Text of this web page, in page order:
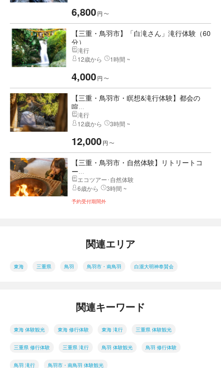
6,800円 〜
【三重・鳥羽市】「白滝さん」滝行体験（60
分）
滝行
12歳から
1時間 ~
4,000円 〜
【三重・鳥羽市・瞑想&滝行体験】都会の
喧...
滝行
12歳から
3時間 ~
12,000円 〜
【三重・鳥羽市・自然体験】リトリートコ
ー...
エコツアー･自然体験
6歳から
3時間 ~
予約受付期間外
関連エリア
東海 三重県 鳥羽 鳥羽市・南鳥羽 白瀧大明神奉賛会
関連キーワード
東海 体験観光 東海 修行体験 東海 滝行 三重県 体験観光
三重県 修行体験 三重県 滝行 鳥羽 体験観光 鳥羽 修行体験
鳥羽 滝行 鳥羽市・南鳥羽 体験観光